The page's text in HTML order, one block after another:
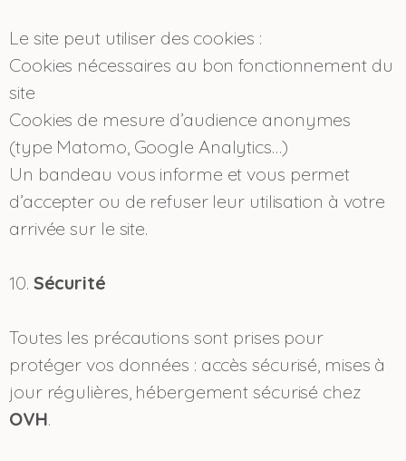
Le site peut utiliser des cookies :
Cookies nécessaires au bon fonctionnement du
site
Cookies de mesure d’audience anonymes
(type Matomo, Google Analytics…)
Un bandeau vous informe et vous permet
d’accepter ou de refuser leur utilisation à votre
arrivée sur le site.
10. Sécurité
Toutes les précautions sont prises pour
protéger vos données : accès sécurisé, mises à
jour régulières, hébergement sécurisé chez
OVH.